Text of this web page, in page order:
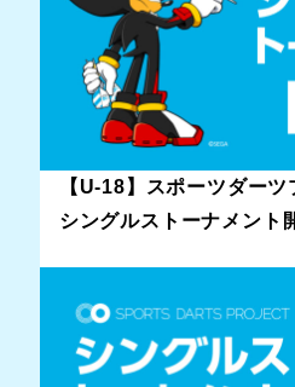
【U-18】スポーツダー
シングルストーナメント